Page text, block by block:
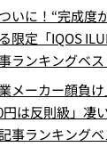
いに！“完成度
限定「IQOS
ランキングベス
メーカー顔負
円は反則級」凄
事ランキング